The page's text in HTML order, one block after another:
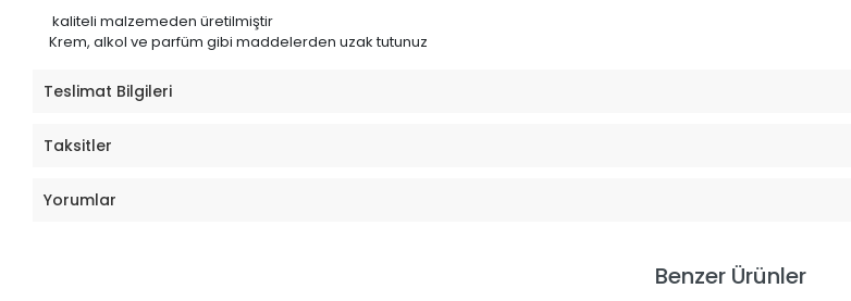
kaliteli malzemeden üretilmiştir
Krem, alkol ve parfüm gibi maddelerden uzak tutunuz
Teslimat Bilgileri
Taksitler
Yorumlar
Benzer Ürünler